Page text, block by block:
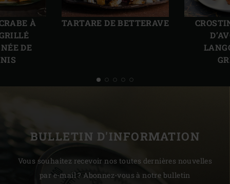
À
DE
TARTARE DE BETTERAVE
Diapo
précédente
BULLETIN D'INFORMATION
Vous souhaitez recevoir nos toutes dernières nouvelles
par e-mail ? Abonnez-vous à notre bulletin